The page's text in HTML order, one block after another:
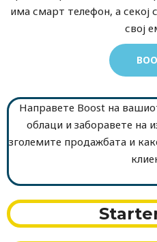
има смарт телефон, а
свој
Направете Boost на
облаци и заборавете на
зголемите продажбата и